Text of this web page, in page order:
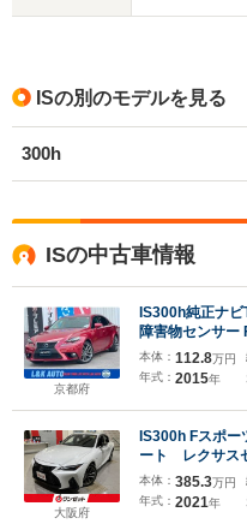
ISの別のモデルを見る
300h
ISの中古車情報
京都府
IS300h純正ナ
障害物センサー
ーフレザー 電動
ステアリモコン
ト オートライト
本体： 112.8万円
年式： 2015年
大阪府
IS300h Fスポ
ート レクサス
リアランスソ
トモニタ パー
ョン 純正19イ
本体： 385.3万円
年式： 2021年